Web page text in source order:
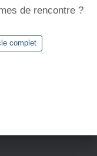
de rencontre ?
complet